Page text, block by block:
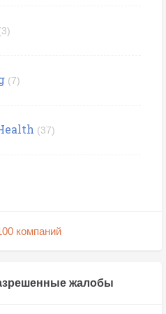
(7)
(37)
компаний
жалобы